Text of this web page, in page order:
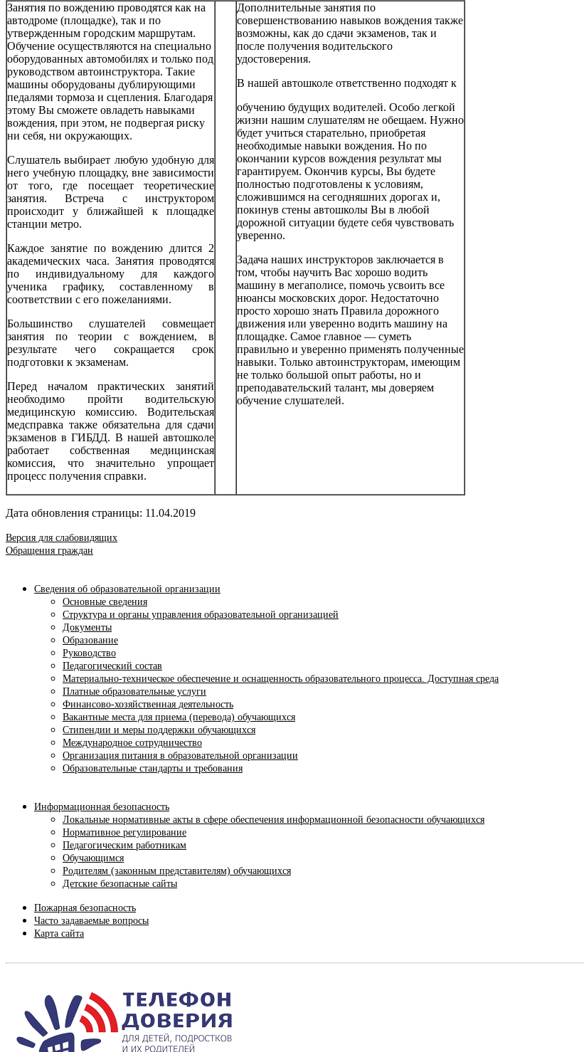
Занятия по вождению проводятся как на
автодроме (площадке), так и по
утвержденным городским маршрутам.
Обучение осуществляются на специально
оборудованных автомобилях и только под
руководством автоинструктора. Такие
машины оборудованы дублирующими
педалями тормоза и сцепления. Благодаря
этому Вы сможете овладеть навыками
вождения, при этом, не подвергая риску
ни себя, ни окружающих.
Слушатель выбирает любую удобную для
него учебную площадку, вне зависимости
от того, где посещает теоретические
занятия. Встреча с инструктором
происходит у ближайшей к площадке
станции метро.
Каждое занятие по вождению длится 2
академических часа. Занятия проводятся
по индивидуальному для каждого
ученика графику, составленному в
соответствии с его пожеланиями.
Большинство слушателей совмещает
занятия по теории с вождением, в
результате чего сокращается срок
подготовки к экзаменам.
Перед началом практических занятий
необходимо пройти водительскую
медицинскую комиссию. Водительская
медсправка также обязательна для сдачи
экзаменов в ГИБДД. В нашей автошколе
работает собственная медицинская
комиссия, что значительно упрощает
процесс получения справки.
Дополнительные занятия по
совершенствованию навыков вождения также
возможны, как до сдачи экзаменов, так и
после получения водительского
удостоверения.
В нашей автошколе ответственно подходят к
обучению будущих водителей. Особо легкой
жизни нашим слушателям не обещаем. Нужно
будет учиться старательно, приобретая
необходимые навыки вождения. Но по
окончании курсов вождения результат мы
гарантируем. Окончив курсы, Вы будете
полностью подготовлены к условиям,
сложившимся на сегодняшних дорогах и,
покинув стены автошколы Вы в любой
дорожной ситуации будете себя чувствовать
уверенно.
Задача наших инструкторов заключается в
том, чтобы научить Вас хорошо водить
машину в мегаполисе, помочь усвоить все
нюансы московских дорог. Недостаточно
просто хорошо знать Правила дорожного
движения или уверенно водить машину на
площадке. Самое главное — суметь
правильно и уверенно применять полученные
навыки. Только автоинструкторам, имеющим
не только большой опыт работы, но и
преподавательский талант, мы доверяем
обучение слушателей.
Дата обновления страницы: 11.04.2019
Версия для слабовидящих
Обращения граждан
Сведения об образовательной организации
Основные сведения
Структура и органы управления образовательной организацией
Документы
Образование
Руководство
Педагогический состав
Материально-техническое обеспечение и оснащенность образовательного процесса. Доступная среда
Платные образовательные услуги
Финансово-хозяйственная деятельность
Вакантные места для приема (перевода) обучающихся
Стипендии и меры поддержки обучающихся
Международное сотрудничество
Организация питания в образовательной организации
Образовательные стандарты и требования
Информационная безопасность
Локальные нормативные акты в сфере обеспечения информационной безопасности обучающихся
Нормативное регулирование
Педагогическим работникам
Обучающимся
Родителям (законным представителям) обучающихся
Детские безопасные сайты
Пожарная безопасность
Часто задаваемые вопросы
Карта сайта